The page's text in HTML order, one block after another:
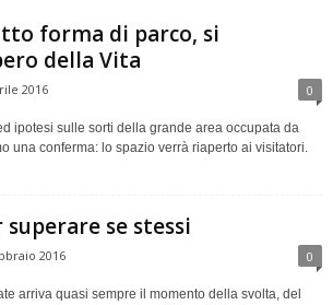
forma di parco, si
della Vita
2016 0
ipotesi sulle sorti della grande area occupata da
una conferma: lo spazio verrà riaperto ai visitatori.
se stessi
2016 0
arriva quasi sempre il momento della svolta, del